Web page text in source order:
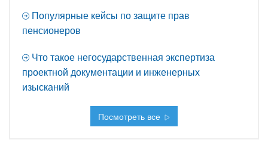
Популярные кейсы по защите прав
пенсионеров
Что такое негосударственная экспертиза
проектной документации и инженерных
изысканий
Посмотреть все